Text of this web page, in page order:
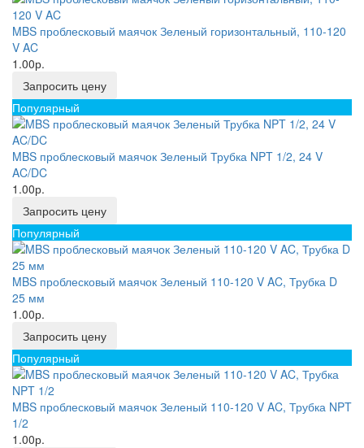
MBS проблесковый маячок Зеленый горизонтальный, 110-120
V AC
1.00р.
Запросить цену
Популярный
MBS проблесковый маячок Зеленый Трубка NPT 1/2, 24 V
AC/DC
1.00р.
Запросить цену
Популярный
MBS проблесковый маячок Зеленый 110-120 V AC, Трубка D
25 мм
1.00р.
Запросить цену
Популярный
MBS проблесковый маячок Зеленый 110-120 V AC, Трубка NPT
1/2
1.00р.